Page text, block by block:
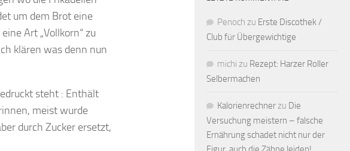
um dem Brot eine
Art „Vollkorn“ zu
klären was denn nun
steht : Enthält
meist wurde
durch Zucker ersetzt,
Penoch zu Erste Discothek /
Club für Übergewichtige
michi zu Rezept: Harzer Roller
Selbermachen
Kalorienrechnerzu Die
Versuchung meistern – falsche
Ernährung schadet nicht nur der